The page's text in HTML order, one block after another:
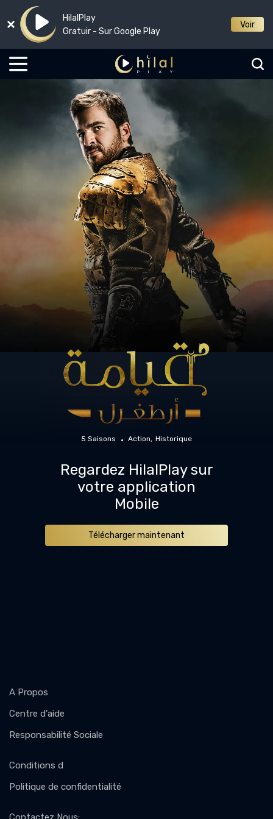
HilalPlay
Gratuir - Sur Google Play
Voir
5 Saisons Action Historique
Regardez HilalPlay sur
votre application
Mobile
Télécharger maintenant
A Propos
Centre d'aide
Responsabilité Sociale
Conditions d
Politique de confidentialité